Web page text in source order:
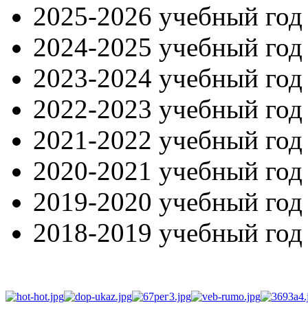
2025-2026 учебный
2024-2025 учебный
2023-2024 учебный
2022-2023 учебный
2021-2022 учебный
2020-2021 учебный
2019-2020 учебный
2018-2019 учебный